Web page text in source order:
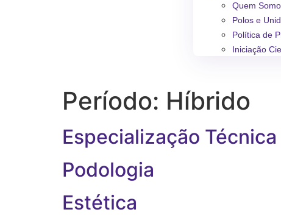
Quem
Polos e
Política de
Iniciação
Período: Híbrido
Especialização
Podologia
Estética